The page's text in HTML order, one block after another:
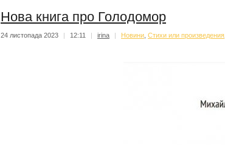
Нова книга про Голодомор
24 листопада 2023 | 12:11 | irina | Новини Стихи или произведения